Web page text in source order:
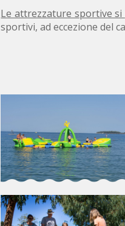
Le attrezzature sportive
sportivi, ad eccezione del